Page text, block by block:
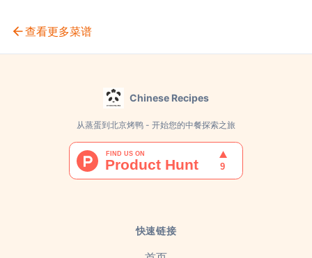
查看更多菜谱
Chinese Recipes
从蒸蛋到北京烤鸭 - 开始您的中餐探索之旅
快速链接